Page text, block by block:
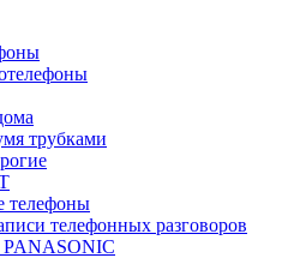
трубками
телефоны
телефонных разговоров
PANASONIC